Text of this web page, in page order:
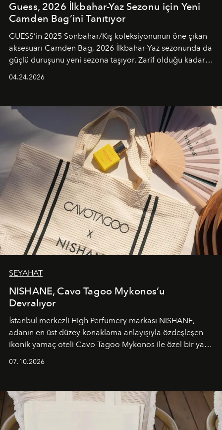
Guess, 2026 İlkbahar-Yaz Sezonu için Yeni
Camden Bag’ini Tanıtıyor
GUESS’in 2025 Sonbahar/Kış koleksiyonunun öne çıkan
aksesuarı Camden Bag, 2026 İlkbahar-Yaz sezonunda da
güçlü duruşunu yeni sezona taşıyor. Zarif olduğu kadar
04.24.2026
SEYAHAT
NISHANE, Cavo Tagoo Mykonos’u
Devralıyor
İstanbul merkezli High Perfumery markası NISHANE,
adanın en üst düzey konaklama anlayışıyla özdeşleşen
ikonik yamaç oteli Cavo Tagoo Mykonos ile özel bir yaz
buluşturarak markanın Cavo Tagoo’daki varlığını
sürükleyici ve mevsime özel bir deneyime dönüştürüyor.
07.10.2026